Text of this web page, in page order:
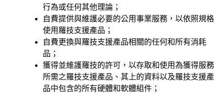
行為或任何其他理論；
自費提供與維護必要的公用事業服務，以依照規格
使用羅技支援產品；
自費更換與羅技支援產品相關的任何和所有消耗
品；
獲得並維護羅技的許可，以存取和使用為獲得服務
所需之羅技支援產品、其上的資料以及羅技支援產
品中包含的所有硬體和軟體組件；